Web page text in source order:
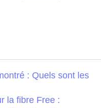
: Quels sont les
la fibre Free :